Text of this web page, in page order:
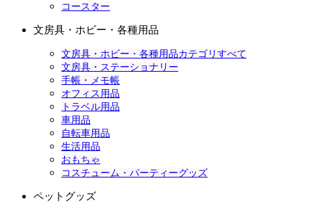
コースター
文房具・ホビー・各種用品
文房具・ホビー・各種用品カテゴリすべて
文房具・ステーショナリー
手帳・メモ帳
オフィス用品
トラベル用品
車用品
自転車用品
生活用品
おもちゃ
コスチューム・パーティーグッズ
ペットグッズ